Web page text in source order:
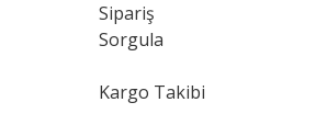
Sipariş
Sorgula
Kargo Takibi